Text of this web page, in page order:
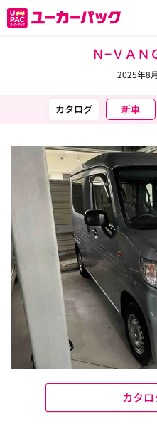
Ｎ−ＶＡＮ
2025年8
カタログ 新車
カタ